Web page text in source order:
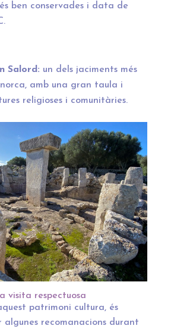
ben conservades i data de
Salord: un dels jaciments més
amb una gran taula i
religioses i comunitàries.
visita respectuosa
patrimoni cultura, és
algunes recomanacions durant